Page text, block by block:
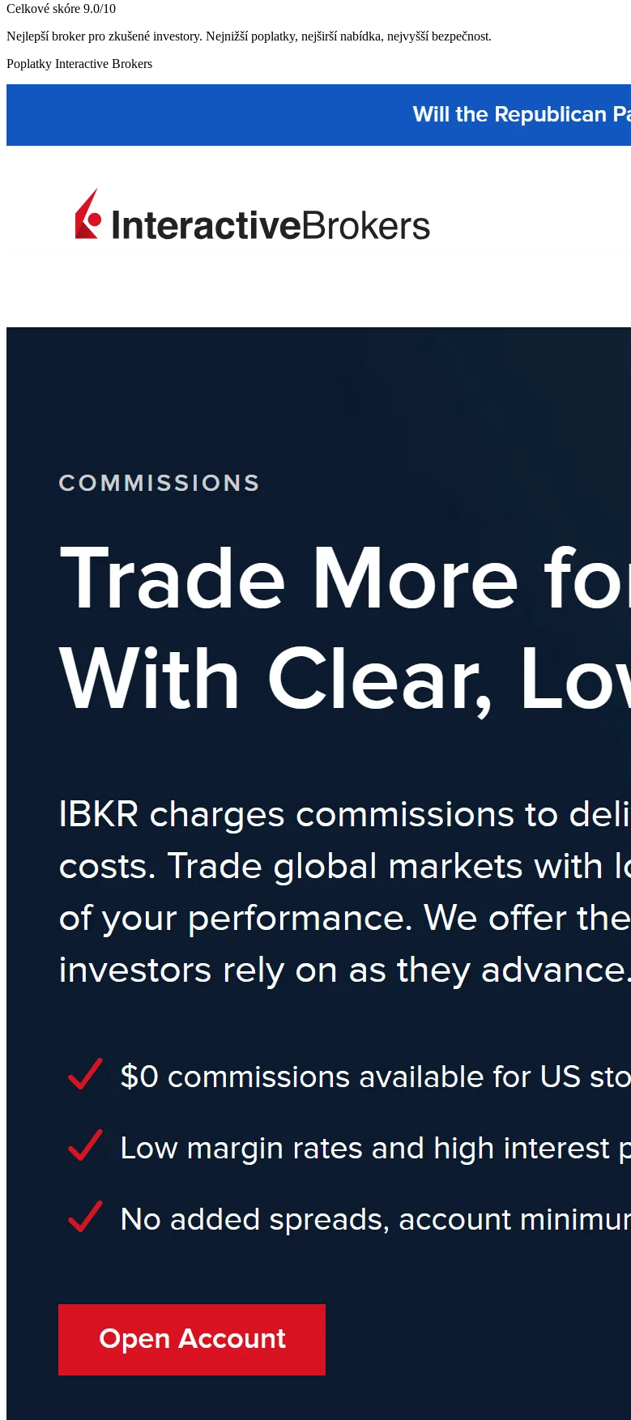
Celkové skóre 9.0/10
Nejlepší broker pro zkušené investory. Nejnižší poplatky, nejširší nabídka, nejvyšší bezpečnost.
Poplatky Interactive Brokers